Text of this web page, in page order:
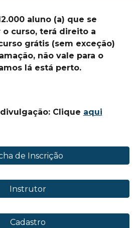
aluno (a) que se
curso, terá direito a
grátis (sem exceção)
não vale para o
lá está perto.
Clique aqui
de Inscrição
Instrutor
Cadastro